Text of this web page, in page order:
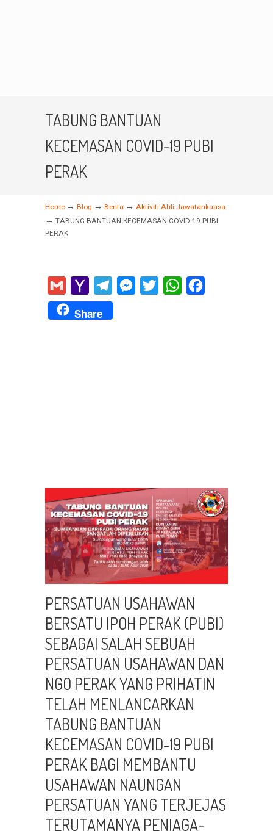
TABUNG BANTUAN
KECEMASAN COVID-19 PUBI
PERAK
Home → Blog → Berita → Aktiviti Ahli Jawatankuasa
→ TABUNG BANTUAN KECEMASAN COVID-19 PUBI
PERAK
Gmail
Yahoo
Mail
TelegramMessenger
Twitter WhatsApp
Share
PERSATUAN USAHAWAN
BERSATU IPOH PERAK (PUBI)
SEBAGAI SALAH SEBUAH
PERSATUAN USAHAWAN DAN
NGO PERAK YANG PRIHATIN
TELAH MENLANCARKAN
TABUNG BANTUAN
KECEMASAN COVID-19 PUBI
PERAK BAGI MEMBANTU
USAHAWAN NAUNGAN
PERSATUAN YANG TERJEJAS
TERUTAMANYA PENIAGA-